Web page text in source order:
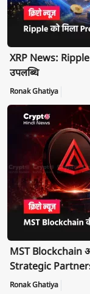
XRP News:
उपलब्धि
Ronak Ghatiya
MST Blockchain
Strategic
Ronak Ghatiya